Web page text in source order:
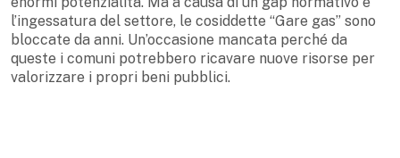
l’ingessatura del settore, le cosiddette “Gare gas” sono
bloccate da anni. Un’occasione mancata perché da
queste i comuni potrebbero ricavare nuove risorse per
valorizzare i propri beni pubblici.